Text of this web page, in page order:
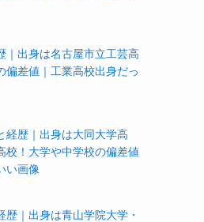
｜出身は名古屋市立工芸高
偏差値｜工業高校出身だっ
経歴｜出身は大同大学高
校！大学や中学校の偏差値
い画像
歴｜出身は青山学院大学・